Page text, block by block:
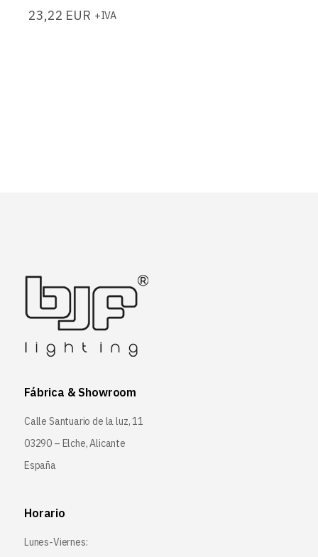
23,22 EUR +IVA
Fábrica & Showroom
Calle Santuario de la luz, 11
03290 – Elche, Alicante
España
Horario
Lunes-Viernes: